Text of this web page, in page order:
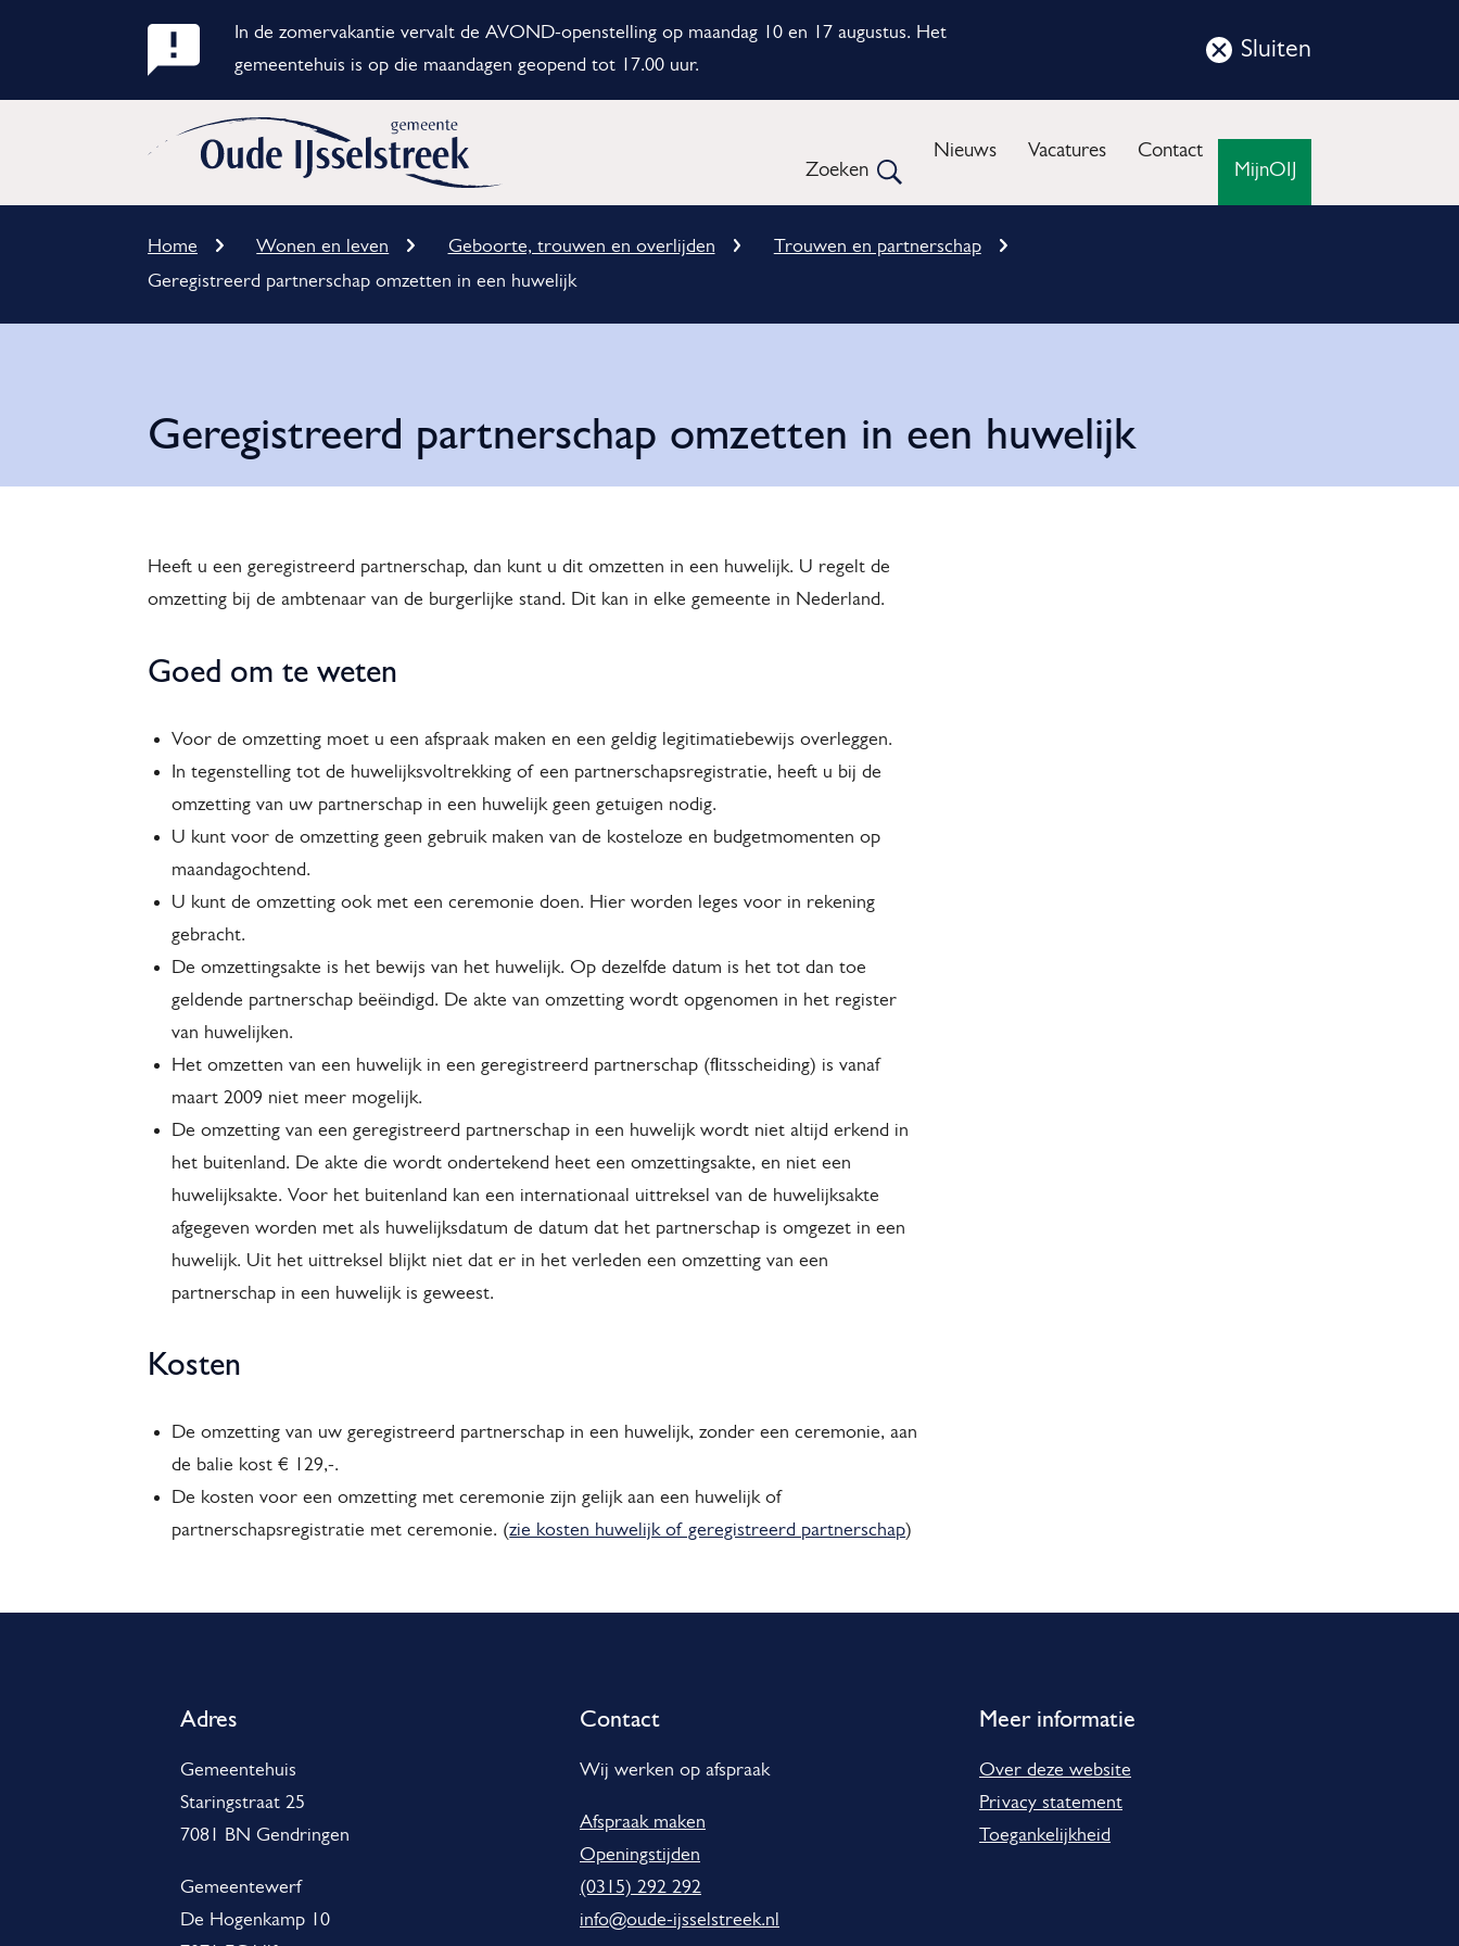
Belangrijke
notificatie
In de zomervakantie vervalt de AVOND-openstelling op maandag 10 en 17 augustus. Het
gemeentehuis is op die maandagen geopend tot 17.00 uur.
Sluiten
Sluit
naar
Zoeken
Nieuws Vacatures
Contact
MijnOIJ
Kruimelpad
Home Wonen en leven Geboorte, trouwen en overlijden
Trouwen en partnerschap
Geregistreerd partnerschap omzetten in een huwelijk
Geregistreerd partnerschap omzetten in een huwelijk
partnerschapHeeft u een geregistreerd partnerschap, dan kunt u dit omzetten in een huwelijk. U regelt de
omzetting bij de ambtenaar van de burgerlijke stand. Dit kan in elke gemeente in Nederland.
Goed om te weten
Voor de omzetting moet u een afspraak maken en een geldig legitimatiebewijs overleggen.
In tegenstelling tot de huwelijksvoltrekking of een partnerschapsregistratie, heeft u bij de
omzetting van uw partnerschap in een huwelijk geen getuigen nodig.
U kunt voor de omzetting geen gebruik maken van de kosteloze en budgetmomenten op
maandagochtend.
U kunt de omzetting ook met een ceremonie doen. Hier worden leges voor in rekening
gebracht.
De omzettingsakte is het bewijs van het huwelijk. Op dezelfde datum is het tot dan toe
geldende partnerschap beëindigd. De akte van omzetting wordt opgenomen in het register
van huwelijken.
Het omzetten van een huwelijk in een geregistreerd partnerschap (flitsscheiding) is vanaf
maart 2009 niet meer mogelijk.
De omzetting van een geregistreerd partnerschap in een huwelijk wordt niet altijd erkend in
het buitenland. De akte die wordt ondertekend heet een omzettingsakte, en niet een
huwelijksakte. Voor het buitenland kan een internationaal uittreksel van de huwelijksakte
afgegeven worden met als huwelijksdatum de datum dat het partnerschap is omgezet in een
huwelijk. Uit het uittreksel blijkt niet dat er in het verleden een omzetting van een
partnerschap in een huwelijk is geweest.
Kosten
De omzetting van uw geregistreerd partnerschap in een huwelijk, zonder een ceremonie, aan
de balie kost € 129,-.
De kosten voor een omzetting met ceremonie zijn gelijk aan een huwelijk of
partnerschapsregistratie met ceremonie. (zie kosten huwelijk of geregistreerd partnerschap)
Adres
Gemeentehuis
Staringstraat 25
7081 BN Gendringen
Gemeentewerf
De Hogenkamp 10
Contact
Wij werken op afspraak
Afspraak maken
Openingstijden
(0315) 292 292
info@oude-ijsselstreek.nl
Meer informatie
Over deze website
Privacy statement
Toegankelijkheid